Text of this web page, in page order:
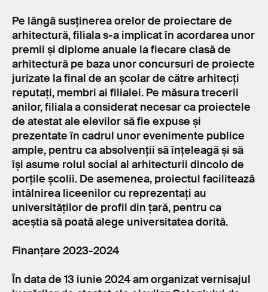
Pe lângă susținerea orelor de proiectare de
arhitectură, filiala s-a implicat în acordarea unor
premii și diplome anuale la fiecare clasă de
arhitectură pe baza unor concursuri de proiecte
jurizate la final de an școlar de către arhitecți
reputați, membri ai filialei. Pe măsura trecerii
anilor, filiala a considerat necesar ca proiectele
de atestat ale elevilor să fie expuse și
prezentate în cadrul unor evenimente publice
ample, pentru ca absolvenții să înțeleagă și să
își asume rolul social al arhitecturii dincolo de
porțile școlii. De asemenea, proiectul facilitează
întâlnirea liceenilor cu reprezentați au
universităților de profil din țară, pentru ca
aceștia să poată alege universitatea dorită.
Finanțare 2023-2024
În data de 13 iunie 2024 am organizat vernisajul